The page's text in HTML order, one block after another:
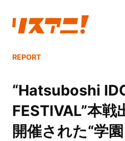
REPORT
“Hatsuboshi
FESTIVAL”本戦
開催された“学